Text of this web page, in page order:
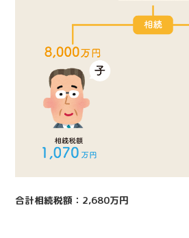
合計相続税額：2,680万円